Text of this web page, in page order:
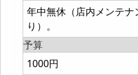
年中無休（店内メンテ
り）。
予算
1000円